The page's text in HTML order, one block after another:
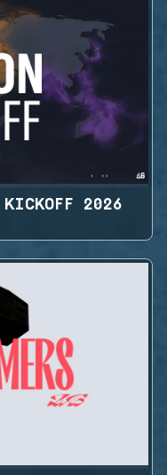
KICKOFF 2026